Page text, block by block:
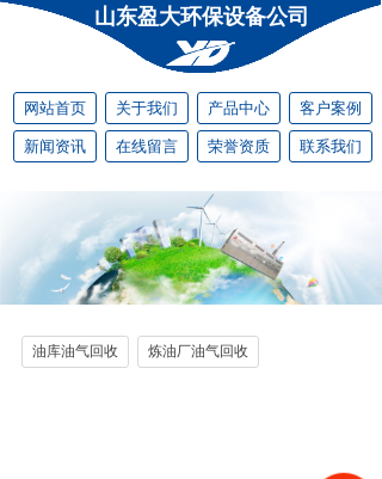
网站首页 关于我们 产品中心 客户案例
新闻资讯 在线留言 荣誉资质 联系我们
山东盈大环保设备公司
油库油气回收 炼油厂油气回收